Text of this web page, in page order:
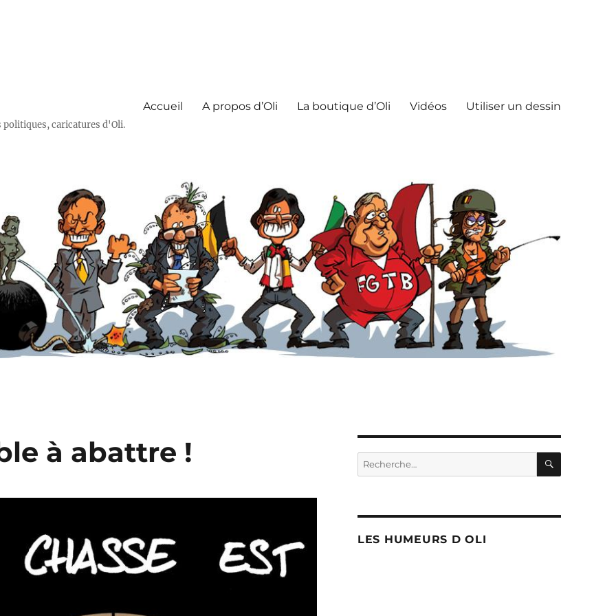
caricatures d'Oli.
Accueil A propos d’Oli La boutique d’Oli Vidéos Utiliser un dessin
à abattre !
Recherche
pour :
LES HUMEURS D OLI